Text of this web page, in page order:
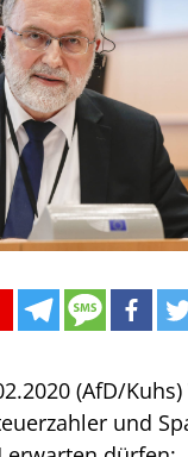
(AfD/Kuhs)
und